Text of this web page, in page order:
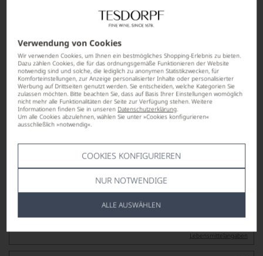
Verwendung von Cookies
Wir verwenden Cookies, um Ihnen ein bestmögliches Shopping-Erlebnis zu bieten.
Dazu zählen Cookies, die für das ordnungsgemäße Funktionieren der Website
notwendig sind und solche, die lediglich zu anonymen Statistikzwecken, für
Komforteinstellungen, zur Anzeige personalisierter Inhalte oder personalisierter
Werbung auf Drittseiten genutzt werden. Sie entscheiden, welche Kategorien Sie
zulassen möchten. Bitte beachten Sie, dass auf Basis Ihrer Einstellungen womöglich
nicht mehr alle Funktionalitäten der Seite zur Verfügung stehen. Weitere
Informationen finden Sie in unseren Datenschutzerklärung.
Um alle Cookies abzulehnen, wählen Sie unter »Cookies konfigurieren«
ausschließlich »notwendig«.
COOKIES KONFIGURIEREN
NUR NOTWENDIGE
ALLE AUSWÄHLEN
€3.300,00
Lebensmittel­angaben